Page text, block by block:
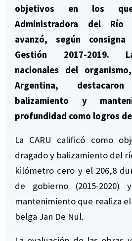
objetivos en los
Administradora del Río
avanzó, según
Gestión 2017-2019.
nacionales del
Argentina,
balizamiento y
profundidad como logros
La CARU calificó como
dragado y balizamiento del
kilómetro cero y el 206,8
de gobierno (2015-
mantenimiento que realiza
belga Jan De Nul.